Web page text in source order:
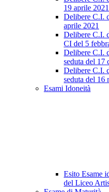
19 aprile 2021
Delibere C.I.
aprile 2021
Delibere C.I.
CI del 5
Delibere C.I.
seduta del 17
Delibere C.I.
seduta del 16
Esami Idoneità
Esito Esame
del Liceo